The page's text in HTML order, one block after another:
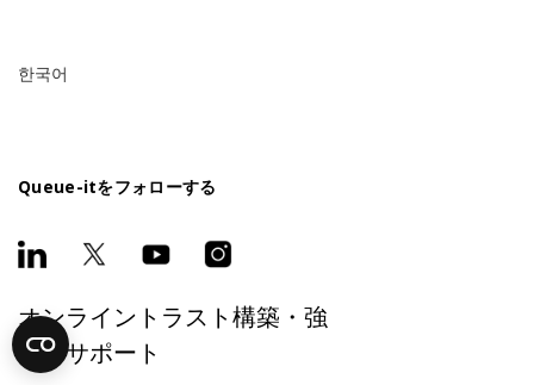
한국어
Queue-itをフォローする
オンライントラスト構築・強
化をサポート